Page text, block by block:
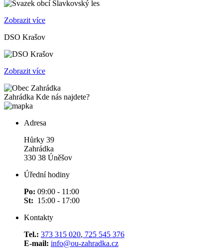
Zobrazit více
DSO Krašov
Zobrazit více
Zahrádka Kde nás najdete?
Adresa
Hůrky 39
Zahrádka
330 38 Úněšov
Úřední hodiny
Po: 09:00 - 11:00
St: 15:00 - 17:00
Kontakty
Tel.: 373 315 020, 725 545 376
E-mail: info@ou-zahradka.cz